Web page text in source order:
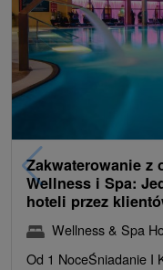
Zakwaterowanie z
Wellness i Spa:
hoteli przez
Wellness & Spa
Od 1 NoceŚniadanie I